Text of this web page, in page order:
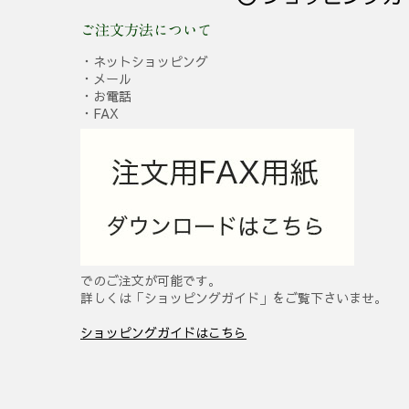
ご注文方法について
・ネットショッピング
・メール
・お電話
・FAX
でのご注文が可能です。
詳しくは「ショッピングガイド」をご覧下さいませ。
ショッピングガイドはこちら